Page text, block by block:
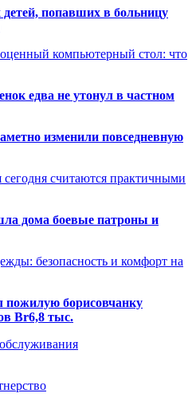
попавших в больницу
компьютерный стол: что
едва не утонул в частном
изменили повседневную
считаются практичными
дома боевые патроны и
безопасность и комфорт на
пожилую борисовчанку
Br6,8 тыс.